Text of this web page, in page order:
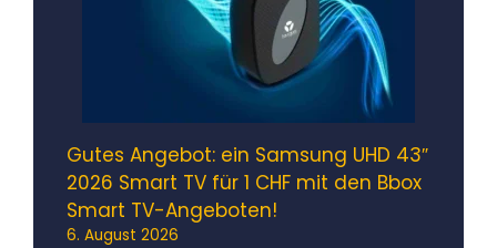
Gutes Angebot: ein Samsung UHD 43″
2026 Smart TV für 1 CHF mit den Bbox
Smart TV-Angeboten!
6. August 2026